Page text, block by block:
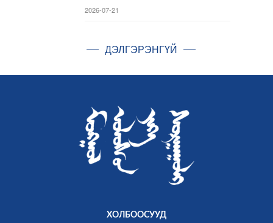
2026-07-21
ДЭЛГЭРЭНГҮЙ
ХОЛБООСУУД